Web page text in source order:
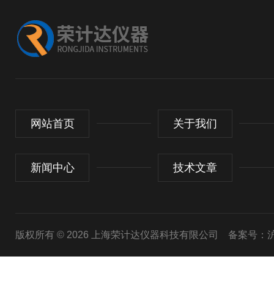
网站首页 关于我们
新闻中心 技术文章
版权所有 © 2026 上海荣计达仪器科技有限公司 备案号：